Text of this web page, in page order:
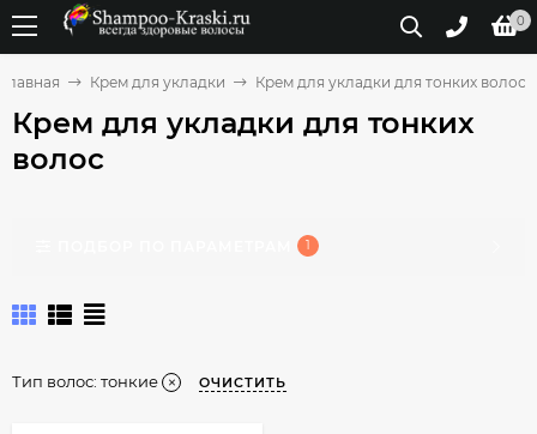
0
Главная Крем для укладки Крем для укладки для тонких волос
Крем для укладки для тонких
волос
1
Тип волос: тонкие ОЧИСТИТЬ